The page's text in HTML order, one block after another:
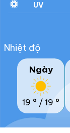
UV
Nhiệt độ
Ngày
19 ° / 19 °